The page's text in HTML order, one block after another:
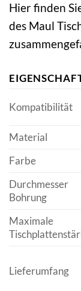
Hier finden
des Maul
Kompatibilität
Material
Farbe
Durchmesser
Bohrung
Maximale
Lieferumfang